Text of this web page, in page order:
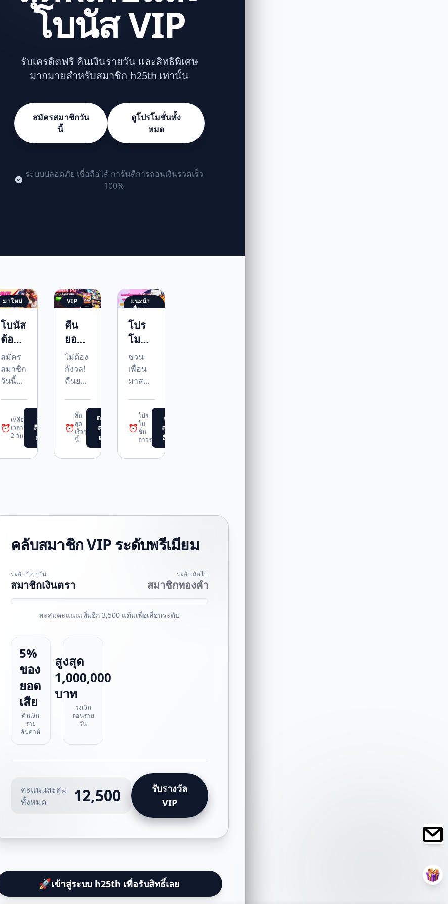
โบนัส VIP
รับเครดิตฟรี คืนเงินรายวัน และสิทธิพิเศษ
มากมายสำหรับสมาชิก h25th เท่านั้น
สมัครสมาชิกวัน
นี้
ดูโปรโมชั่นทั้ง
หมด
ระบบปลอดภัย เชื่อถือได้ การันตีการถอนเงินรวดเร็ว
100%
มาใหม่
โบนัส
ต้อนรับ
สมาชิก
ใหม่
สมัคร
สมาชิก
วันนี้
เครดิต
ฟรี
ทันที
⏰
เหลือ
เวลา
2 วัน
รับ
สิทธิ์
เลย
VIP
คืน
ยอด
เสีย
ราย
วัน
ไม่ต้อง
กังวล!
คืนยอด
10%
ทุกวัน
ให้คุณ
⏰
สิ้น
สุด
เร็วๆ
นี้
ตรวจ
สอบ
ยอด
แนะนำ
เพื่อน
โปร
โมชั่น
แนะนำ
เพื่อน
ชวน
เพื่อน
มาสนุ
รับค่า
คอมมิชชั่น
แรก
⏰
โปร
โม
ชั่น
ถาวร
คัด
ลอก
ลิงก์
คลับสมาชิก VIP ระดับพรีเมียม
ระดับปัจจุบัน
สมาชิกเงินตรา
ระดับถัดไป
สมาชิกทองคำ
สะสมคะแนนเพิ่มอีก 3,500 แต้มเพื่อเลื่อนระดับ
5%
ของ
ยอด
เสีย
คืนเงิน
ราย
สัปดาห์
สูงสุด
1,000,000
บาท
วงเงิน
ถอนราย
วัน
คะแนนสะสม
ทั้งหมด
12,500
รับรางวัล
VIP
🚀เข้าสู่ระบบ h25th เพื่อรับสิทธิ์เลย